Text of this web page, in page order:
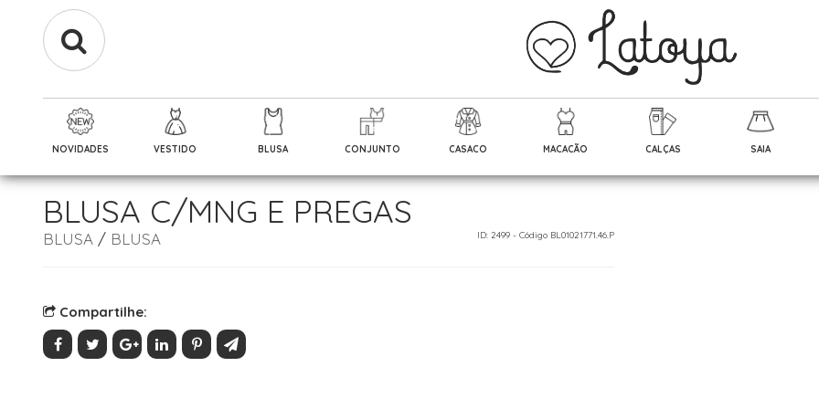
NOVIDADES VESTIDO BLUSA CONJUNTO CASACO MACACÃO CALÇAS SAIA
BLUSA C/MNG E PREGAS
BLUSA / BLUSA ID: 2499 - Código BL01021771.46.P
Compartilhe: